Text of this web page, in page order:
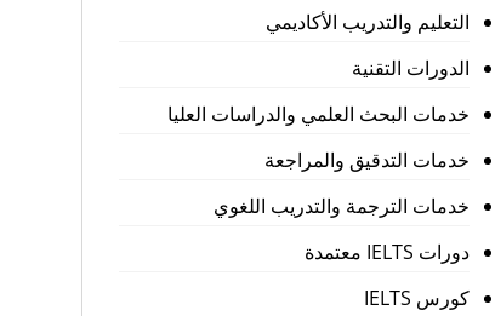
التعليم والتدريب الأكاديمي
الدورات التقنية
خدمات البحث العلمي والدراسات العليا
خدمات التدقيق والمراجعة
خدمات الترجمة والتدريب اللغوي
دورات IELTS معتمدة
كورس IELTS